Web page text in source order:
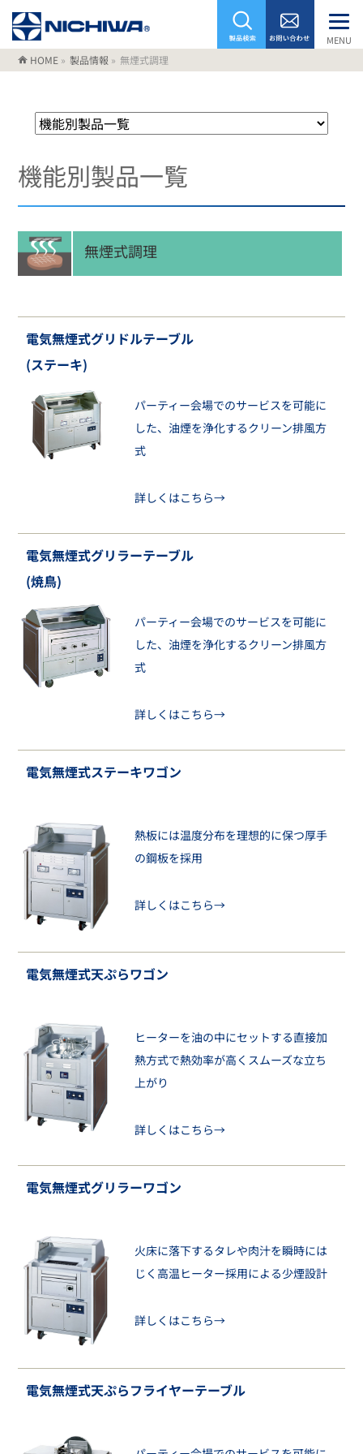
MENU
HOME » 製品情報 » 無煙式調理
機能別製品一覧
無煙式調理
電気無煙式グリドルテーブル
(ステーキ)
パーティー会場でのサービスを可能に
した、油煙を浄化するクリーン排風方
式
詳しくはこちら→
電気無煙式グリラーテーブル
(焼鳥)
パーティー会場でのサービスを可能に
した、油煙を浄化するクリーン排風方
式
詳しくはこちら→
電気無煙式ステーキワゴン
熱板には温度分布を理想的に保つ厚手
の鋼板を採用
詳しくはこちら→
電気無煙式天ぷらワゴン
ヒーターを油の中にセットする直接加
熱方式で熱効率が高くスムーズな立ち
上がり
詳しくはこちら→
電気無煙式グリラーワゴン
火床に落下するタレや肉汁を瞬時には
じく高温ヒーター採用による少煙設計
詳しくはこちら→
電気無煙式天ぷらフライヤーテーブル